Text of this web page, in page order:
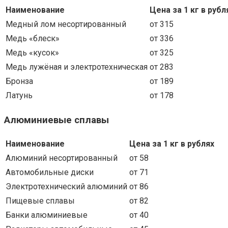
Наименование
Цена за 1 кг в
Медный лом несортированный
от 315
Медь «блеск»
от 336
Медь «кусок»
от 325
Медь лужёная и электротехническая от 283
Бронза
от 189
Латунь
от 178
Алюминиевые сплавы
Наименование
Цена за 1 кг в рублях
Алюминий несортированный
от 58
Автомобильные диски
от 71
Электротехнический алюминий от 86
Пищевые сплавы
от 82
Банки алюминиевые
от 40